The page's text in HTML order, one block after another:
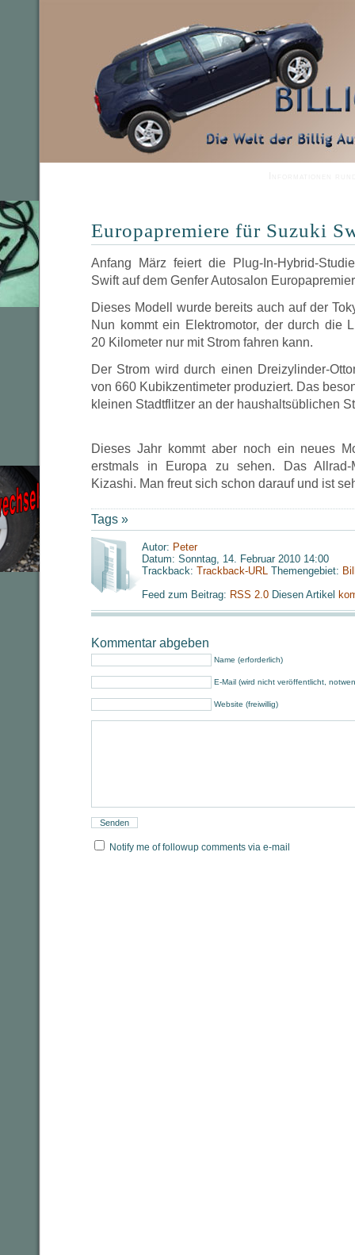
Europapremiere für Suzuki
Anfang März feiert die Plug-In-Hybrid-
Swift auf dem Genfer Autosalon
Dieses Modell wurde bereits auch auf der
Nun kommt ein Elektromotor, der durch die
20 Kilometer nur mit Strom fahren kann.
Der Strom wird durch einen Dreizylinder-
von 660 Kubikzentimeter produziert. Das
kleinen Stadtflitzer an der haushaltsüblichen
Dieses Jahr kommt aber noch ein neues
erstmals in Europa zu sehen. Das Allrad-
Kizashi. Man freut sich schon darauf und ist
Tags »
Autor: Peter
Datum: Sonntag, 14. Februar 2010 14:00
Trackback: Trackback-URL Themengebiet:
Feed zum Beitrag: RSS 2.0 Diesen Artikel
Kommentar abgeben
Name (erforderlich)
E-Mail (wird nicht veröffentlicht,
Website (freiwillig)
Notify me of followup comments via e-mail